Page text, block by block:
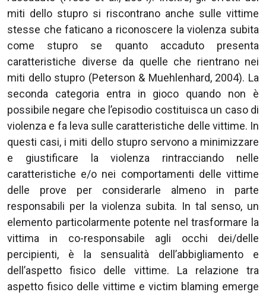
miti dello stupro si riscontrano anche sulle vittime
stesse che faticano a riconoscere la violenza subita
come stupro se quanto accaduto presenta
caratteristiche diverse da quelle che rientrano nei
miti dello stupro (Peterson & Muehlenhard, 2004). La
seconda categoria entra in gioco quando non è
possibile negare che l’episodio costituisca un caso di
violenza e fa leva sulle caratteristiche delle vittime. In
questi casi, i miti dello stupro servono a minimizzare
e giustificare la violenza rintracciando nelle
caratteristiche e/o nei comportamenti delle vittime
delle prove per considerarle almeno in parte
responsabili per la violenza subita. In tal senso, un
elemento particolarmente potente nel trasformare la
vittima in co-responsabile agli occhi dei/delle
percipienti, è la sensualità dell’abbigliamento e
dell’aspetto fisico delle vittime. La relazione tra
aspetto fisico delle vittime e victim blaming emerge